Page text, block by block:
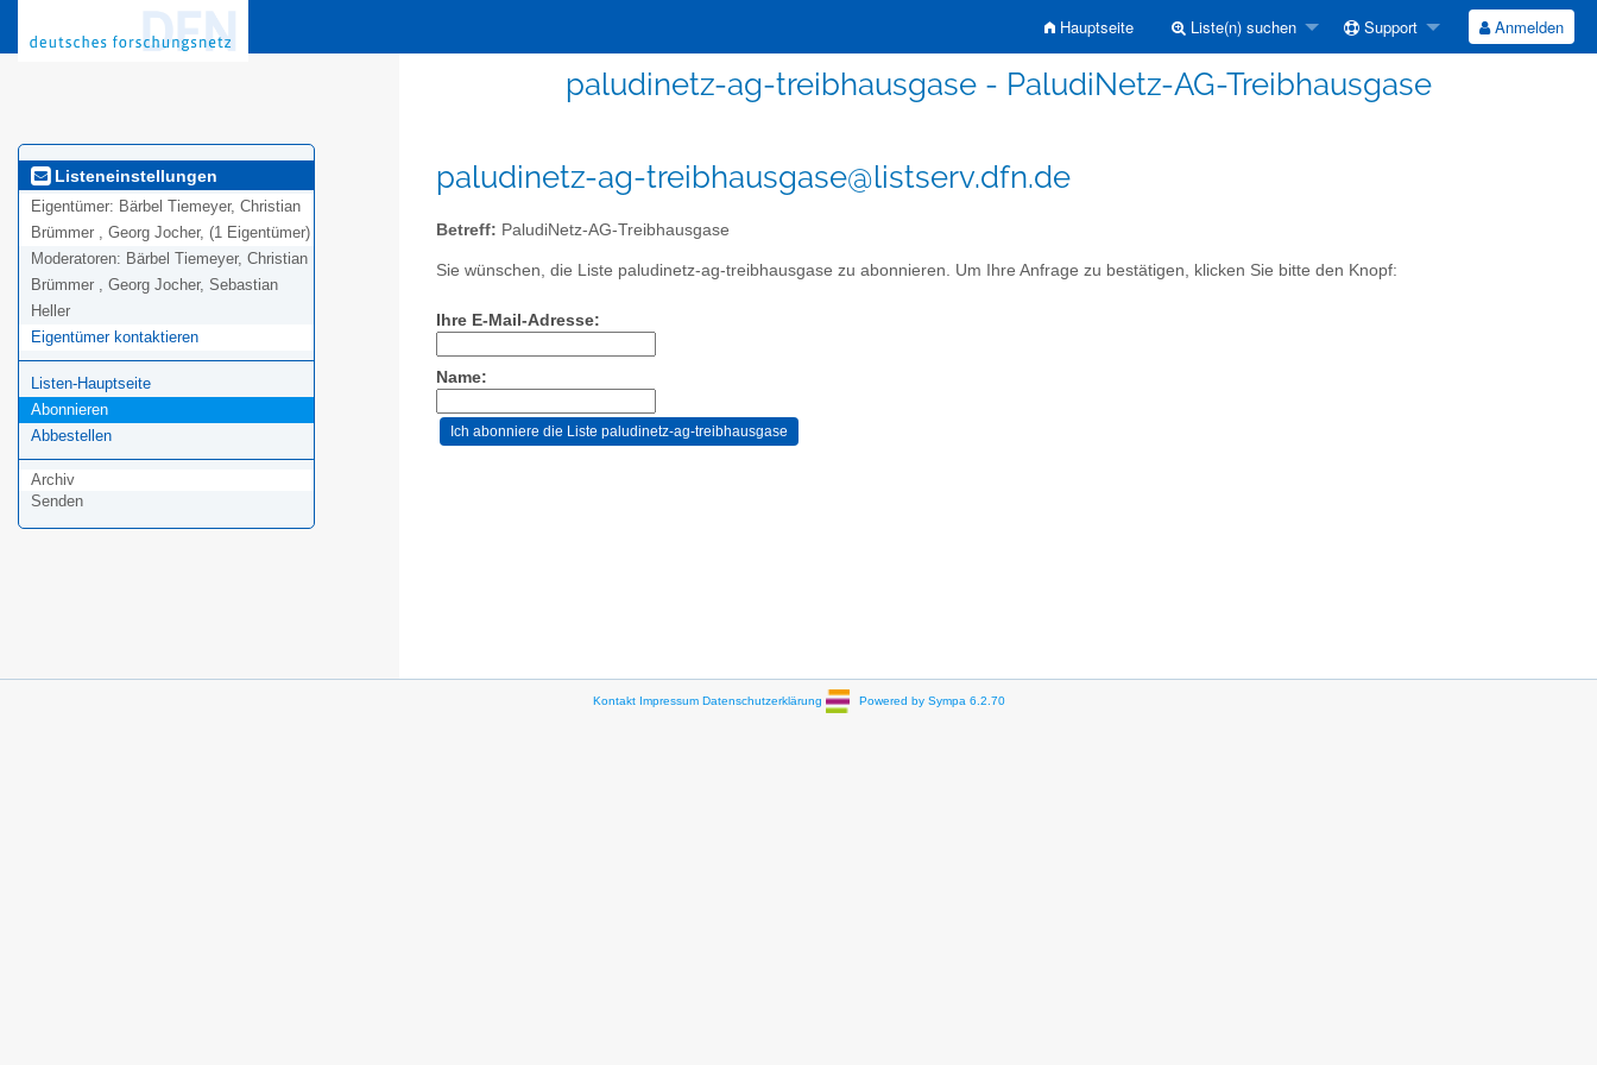
Hauptseite Liste(n) suchen Support Anmelden
paludinetz-ag-treibhausgase - PaludiNetz-AG-Treibhausgase
Listeneinstellungen
Eigentümer: Bärbel Tiemeyer, Christian
Brümmer , Georg Jocher, (1 Eigentümer)
Moderatoren: Bärbel Tiemeyer, Christian
Brümmer , Georg Jocher, Sebastian
Heller
Eigentümer kontaktieren
Listen-Hauptseite
Abonnieren
Abbestellen
Archiv
Senden
paludinetz-ag-treibhausgase@listserv.dfn.de
Betreff: PaludiNetz-AG-Treibhausgase
Sie wünschen, die Liste paludinetz-ag-treibhausgase zu abonnieren. Um Ihre Anfrage zu bestätigen, klicken Sie bitte den Knopf:
Ihre E-Mail-Adresse:
Name:
Kontakt Impressum Datenschutzerklärung Powered by Sympa 6.2.70